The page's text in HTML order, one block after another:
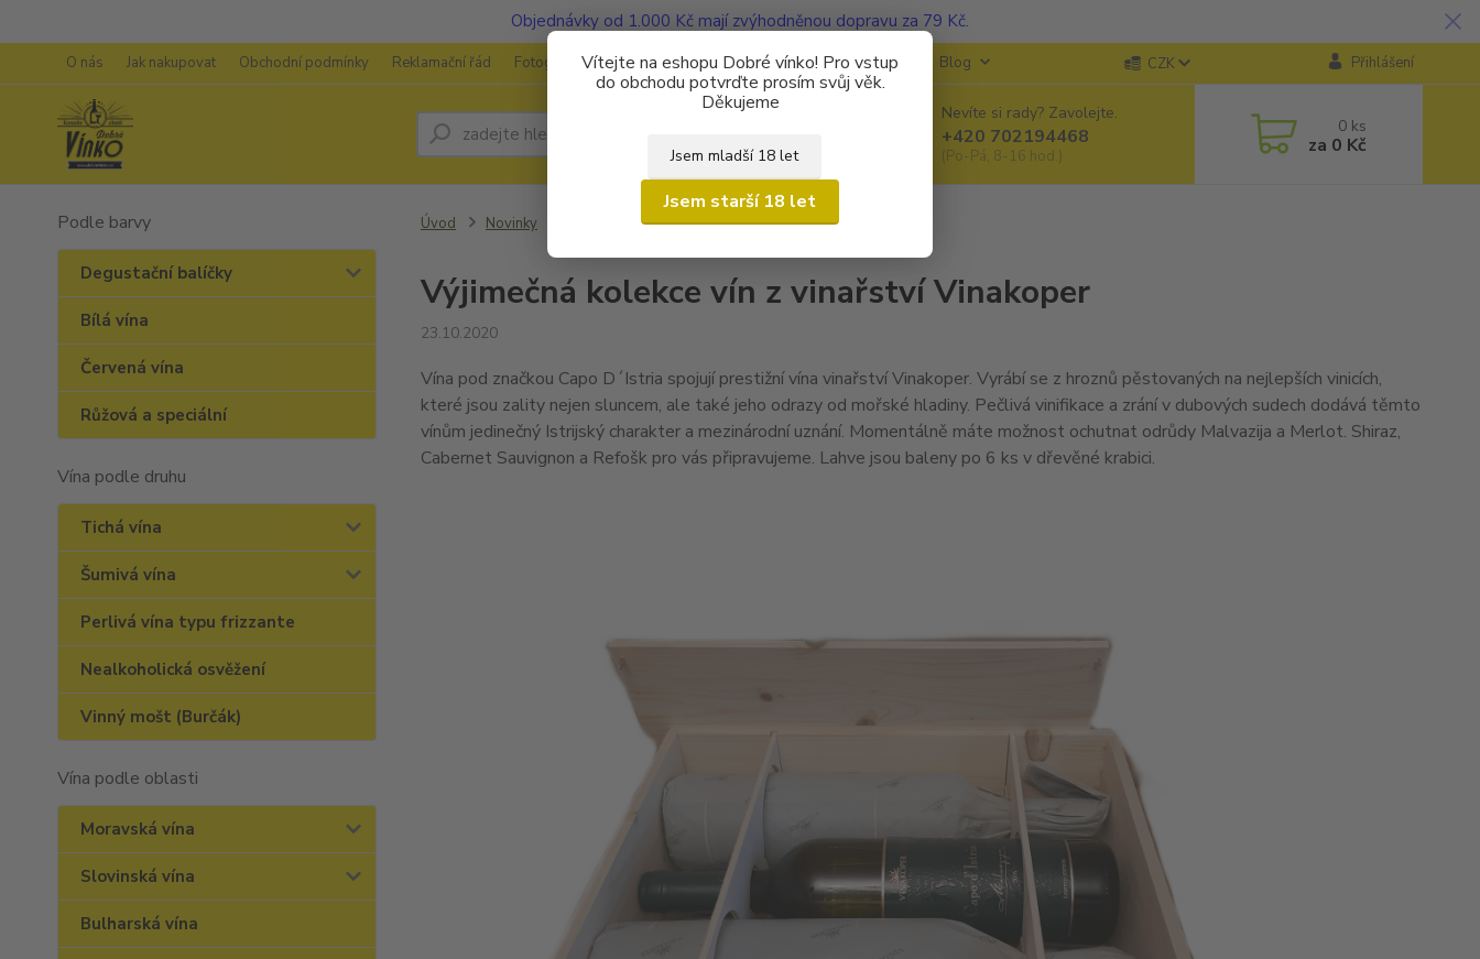
Objednávky od 1.000 Kč mají zvýhodněnou dopravu za 79 Kč.
Vítejte na eshopu Dobré vínko! Pro vstup
do obchodu potvrďte prosím svůj věk.
Děkujeme
Jsem mladší 18 let
Jsem starší 18 let
O nás Jak nakupovat Obchodní podmínky Reklamační řád Fotogalerie Kontakty Ochrana soukromí O vinařstvích Blog CZK Přihlášení
Nevíte si rady? Zavolejte.
+420 702194468
(Po-Pá, 8-16 hod.)
0 ks
za 0 Kč
Podle barvy
Degustační balíčky
Bílá vína
Červená vína
Růžová a speciální
Vína podle druhu
Tichá vína
Šumivá vína
Perlivá vína typu frizzante
Nealkoholická osvěžení
Vinný mošt (Burčák)
Vína podle oblasti
Moravská vína
Slovinská vína
Bulharská vína
Úvod Novinky Výjimečná kolekce vín z vinařství Vinakoper
Výjimečná kolekce vín z vinařství Vinakoper
23.10.2020
Vína pod značkou Capo D´Istria spojují prestižní vína vinařství Vinakoper. Vyrábí se z hroznů pěstovaných na nejlepších vinicích,
které jsou zality nejen sluncem, ale také jeho odrazy od mořské hladiny. Pečlivá vinifikace a zrání v dubových sudech dodává těmto
vínům jedinečný Istrijský charakter a mezinárodní uznání. Momentálně máte možnost ochutnat odrůdy Malvazija a Merlot. Shiraz,
Cabernet Sauvignon a Refošk pro vás připravujeme. Lahve jsou baleny po 6 ks v dřevěné krabici.